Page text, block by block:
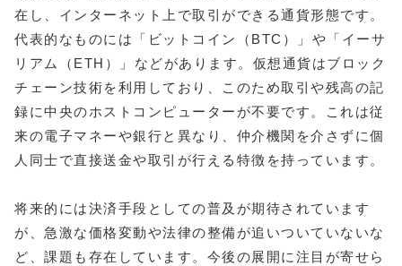
在し、インターネット上で取引ができる通貨形態です。
代表的なものには「ビットコイン（BTC）」や「イーサ
リアム（ETH）」などがあります。 仮想通貨はブロック
チェーン技術を利用しており、このため取引や残高の記
録に中央のホストコンピューターが不要です。これは従
来の電子マネーや銀行と異なり、仲介機関を介さずに個
人同士で直接送金や取引が行える特徴を持っています。
将来的には決済手段としての普及が期待されています
が、急激な価格変動や法律の整備が追いついていないな
ど、課題も存在しています。今後の展開に注目が寄せら